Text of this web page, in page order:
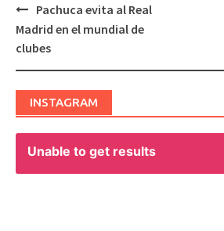
Post
navigation
Pachuca evita al Real
Madrid en el mundial de
clubes
INSTAGRAM
Unable to get results